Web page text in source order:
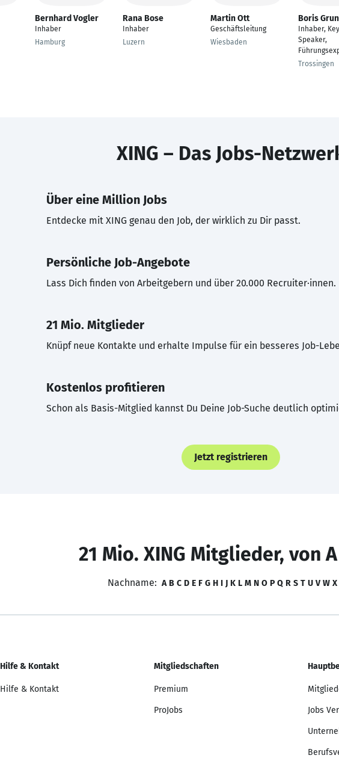
Bernhard Vogler
Inhaber
Hamburg
Rana Bose
Inhaber
Luzern
Martin Ott
Geschäftsleitung
Wiesbaden
Boris
Inhaber,
Speaker,
Trossingen
XING – Das Jobs-
Über eine Million Jobs
Entdecke mit XING genau den Job, der wirklich zu Dir passt.
Persönliche Job-Angebote
Lass Dich finden von Arbeitgebern und über 20.000 Recruiter·innen.
21 Mio. Mitglieder
Knüpf neue Kontakte und erhalte Impulse für ein besseres Job-
Kostenlos profitieren
Schon als Basis-Mitglied kannst Du Deine Job-Suche deutlich
Jetzt registrieren
21 Mio. XING Mitglieder, von
Nachname: A B C D E F G H I J K L M N O P Q R S T U V W X
Hilfe & Kontakt
Hilfe & Kontakt
Mitgliedschaften
Premium
ProJobs Jobs